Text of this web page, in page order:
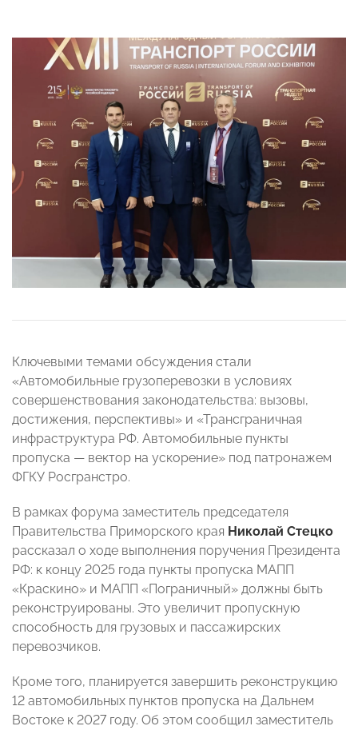
Ключевыми темами обсуждения стали
«Автомобильные грузоперевозки в условиях
совершенствования законодательства: вызовы,
достижения, перспективы» и «Трансграничная
инфраструктура РФ. Автомобильные пункты
пропуска — вектор на ускорение» под патронажем
ФГКУ Росгранстро.
В рамках форума заместитель председателя
Правительства Приморского края Николай Стецко
рассказал о ходе выполнения поручения Президента
РФ: к концу 2025 года пункты пропуска МАПП
«Краскино» и МАПП «Пограничный» должны быть
реконструированы. Это увеличит пропускную
способность для грузовых и пассажирских
перевозчиков.
Кроме того, планируется завершить реконструкцию
12 автомобильных пунктов пропуска на Дальнем
Востоке к 2027 году. Об этом сообщил заместитель